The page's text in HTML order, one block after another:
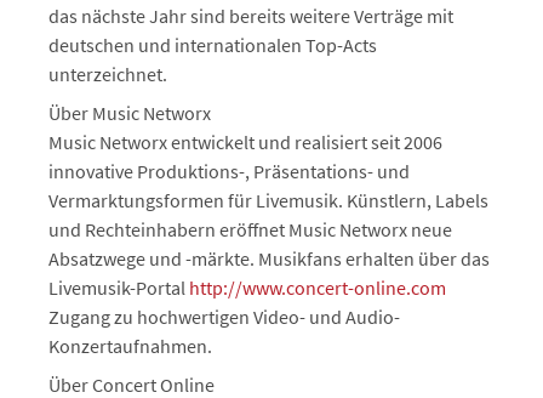
das nächste Jahr sind bereits weitere Verträge mit
deutschen und internationalen Top-Acts
unterzeichnet.
Über Music Networx
Music Networx entwickelt und realisiert seit 2006
innovative Produktions-, Präsentations- und
Vermarktungsformen für Livemusik. Künstlern, Labels
und Rechteinhabern eröffnet Music Networx neue
Absatzwege und -märkte. Musikfans erhalten über das
Livemusik-Portal http://www.concert-online.com
Zugang zu hochwertigen Video- und Audio-
Konzertaufnahmen.
Über Concert Online